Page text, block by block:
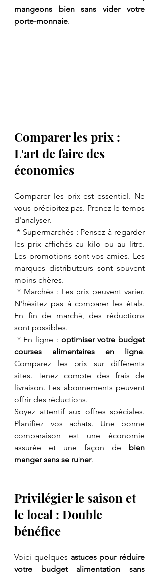
mangeons bien sans vider votre
porte-monnaie.
Comparer les prix :
L'art de faire des
économies
Comparer les prix est essentiel. Ne
vous précipitez pas. Prenez le temps
d'analyser.
* Supermarchés : Pensez à regarder
les prix affichés au kilo ou au litre.
Les promotions sont vos amies. Les
marques distributeurs sont souvent
moins chères.
* Marchés : Les prix peuvent varier.
N'hésitez pas à comparer les étals.
En fin de marché, des réductions
sont possibles.
* En ligne : optimiser votre budget
courses alimentaires en ligne.
Comparez les prix sur différents
sites. Tenez compte des frais de
livraison. Les abonnements peuvent
offrir des réductions.
Soyez attentif aux offres spéciales.
Planifiez vos achats. Une bonne
comparaison est une économie
assurée et une façon de bien
manger sans se ruiner.
Privilégier le saison et
le local : Double
bénéfice
Voici quelques astuces pour réduire
votre budget alimentation sans